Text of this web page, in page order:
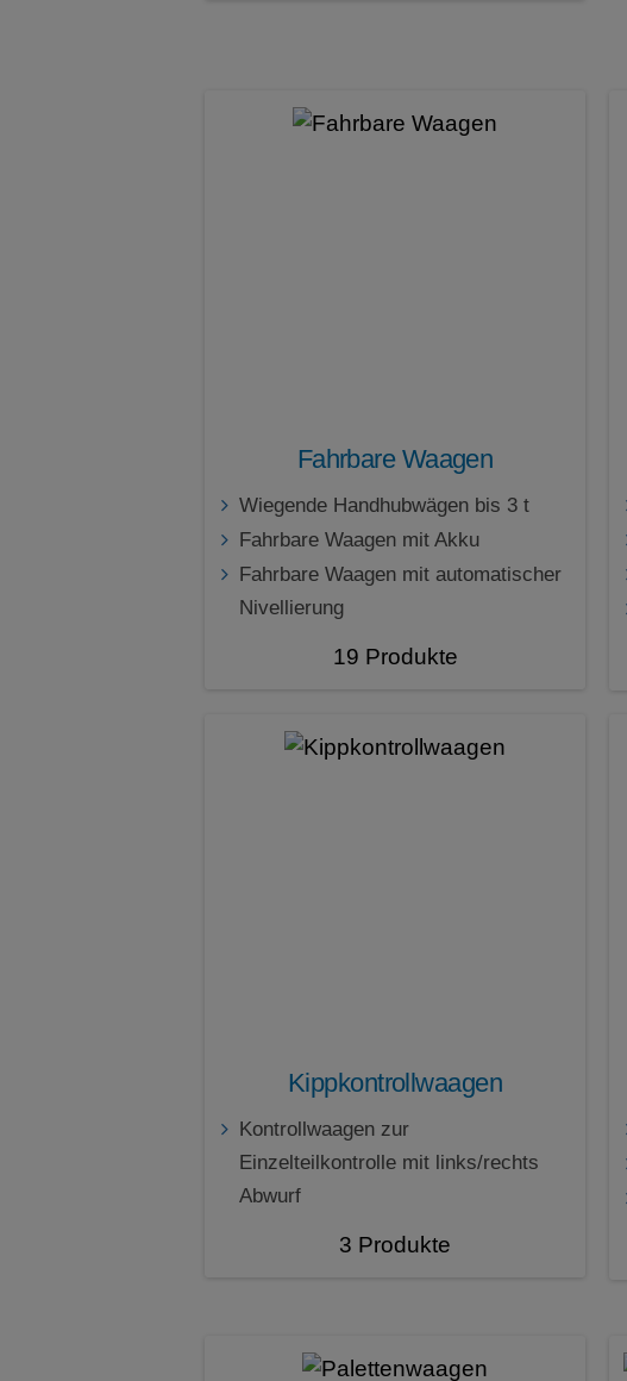
Fahrbare Waagen
Wiegende Handhubwägen bis 3 t
Fahrbare Waagen mit Akku
Fahrbare Waagen mit automatischer
Nivellierung
19 Produkte
Kippkontrollwaagen
Kontrollwaagen zur
Einzelteilkontrolle mit links/rechts
Abwurf
3 Produkte